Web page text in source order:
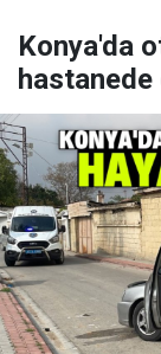
Konya'da
hastanede